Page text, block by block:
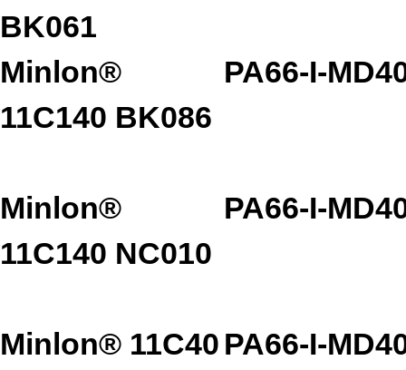
BK061
Minlon®
11C140 BK086
PA66-I-
Minlon®
11C140 NC010
PA66-I-
Minlon® 11C40 PA66-I-